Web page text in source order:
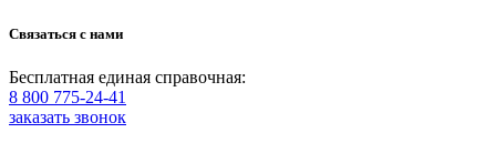
Связаться с нами
Бесплатная единая справочная:
8 800 775-24-41
заказать звонок